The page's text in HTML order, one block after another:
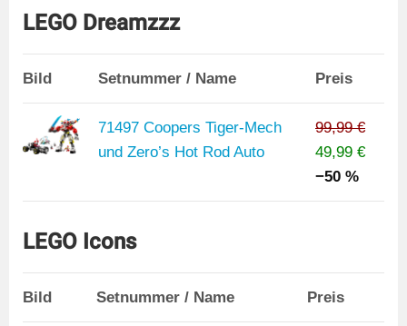
LEGO Dreamzzz
Bild Setnummer / Name Preis
71497 Coopers Tiger-Mech
und Zero’s Hot Rod Auto
99,99 €
49,99 €
−50 %
LEGO Icons
Bild Setnummer / Name Preis